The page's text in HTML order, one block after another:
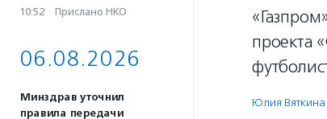
10:52 · Прислано НКО
06.08.2026
Минздрав уточнил
правила передачи
проекта
Юлия Вяткина